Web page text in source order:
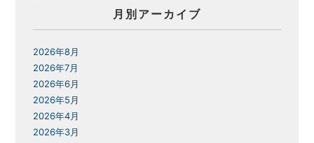
月別アーカイブ
2026年8月
2026年7月
2026年6月
2026年5月
2026年4月
2026年3月